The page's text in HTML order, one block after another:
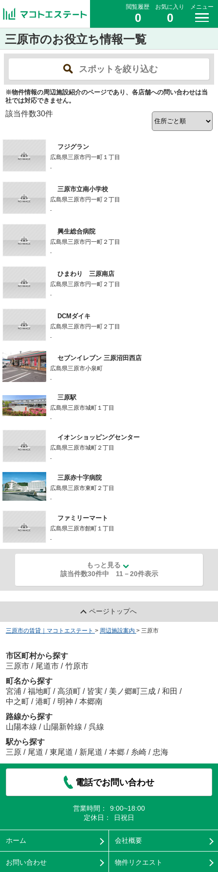
閲覧履歴
0
お気に入り
0
メニュー
三原市のお役立ち情報一覧
スポットを絞り込む
※物件情報の周辺施設紹介のページであり、各店舗への問い合わせは当
社では対応できません。
該当件数30件
フジグラン
広島県三原市円一町１丁目
-
三原市立南小学校
広島県三原市円一町２丁目
-
興生総合病院
広島県三原市円一町２丁目
-
ひまわり 三原南店
広島県三原市円一町２丁目
-
DCMダイキ
広島県三原市円一町２丁目
-
セブンイレブン 三原沼田西店
広島県三原市小泉町
-
三原駅
広島県三原市城町１丁目
-
イオンショッピングセンター
広島県三原市城町２丁目
-
三原赤十字病院
広島県三原市東町２丁目
-
ファミリーマート
広島県三原市館町１丁目
-
もっと見る
該当件数30件中 11 －20件表示
ページトップへ
三原市の賃貸｜マコトエステート > 周辺施設案内 > 三原市
市区町村から探す
三原市 / 尾道市 / 竹原市
町名から探す
宮浦 / 福地町 / 高須町 / 皆実 / 美ノ郷町三成 / 和田 /
中之町 / 港町 / 明神 / 本郷南
路線から探す
山陽本線 / 山陽新幹線 / 呉線
駅から探す
三原 / 尾道 / 東尾道 / 新尾道 / 本郷 / 糸崎 / 忠海
電話でお問い合わせ
営業時間：
9:00~18:00
定休日：
日祝日
ホーム 会社概要
お問い合わせ 物件リクエスト